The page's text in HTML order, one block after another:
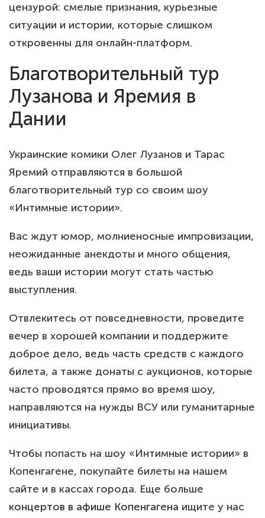
цензурой: смелые признания, курьезные
ситуации и истории, которые слишком
откровенны для онлайн-платформ.
Благотворительный тур
Лузанова и Яремия в
Дании
Украинские комики Олег Лузанов и Тарас
Яремий отправляются в большой
благотворительный тур со своим шоу
«Интимные истории».
Вас ждут юмор, молниеносные импровизации,
неожиданные анекдоты и много общения,
ведь ваши истории могут стать частью
выступления.
Отвлекитесь от повседневности, проведите
вечер в хорошей компании и поддержите
доброе дело, ведь часть средств с каждого
билета, а также донаты с аукционов, которые
часто проводятся прямо во время шоу,
направляются на нужды ВСУ или гуманитарные
инициативы.
Чтобы попасть на шоу «Интимные истории» в
Копенгагене, покупайте билеты на нашем
сайте и в кассах города. Еще больше
концертов в афише Копенгагена ищите у нас